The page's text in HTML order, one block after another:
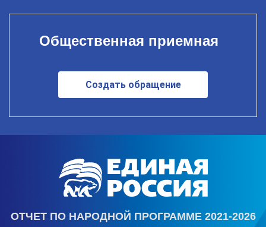
Общественная приемная
Создать обращение
ОТЧЕТ ПО НАРОДНОЙ ПРОГРАММЕ 2021-2026